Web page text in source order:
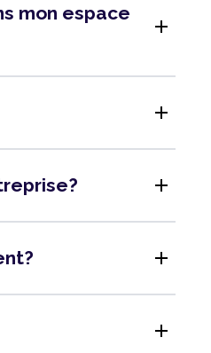
mon espace
add
add
add
add
add